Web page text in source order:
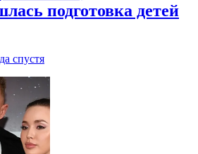
подготовка детей
спустя